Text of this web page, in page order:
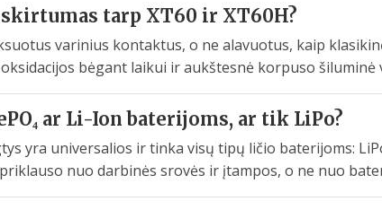
tarp XT60 ir XT60H?
varinius kontaktus, o ne alavuotus, kaip
bėgant laikui ir aukštesnė korpuso
ar Li-Ion baterijoms, ar tik LiPo?
yra universalios ir tinka visų tipų ličio baterijoms:
nuo darbinės srovės ir įtampos, o ne nuo